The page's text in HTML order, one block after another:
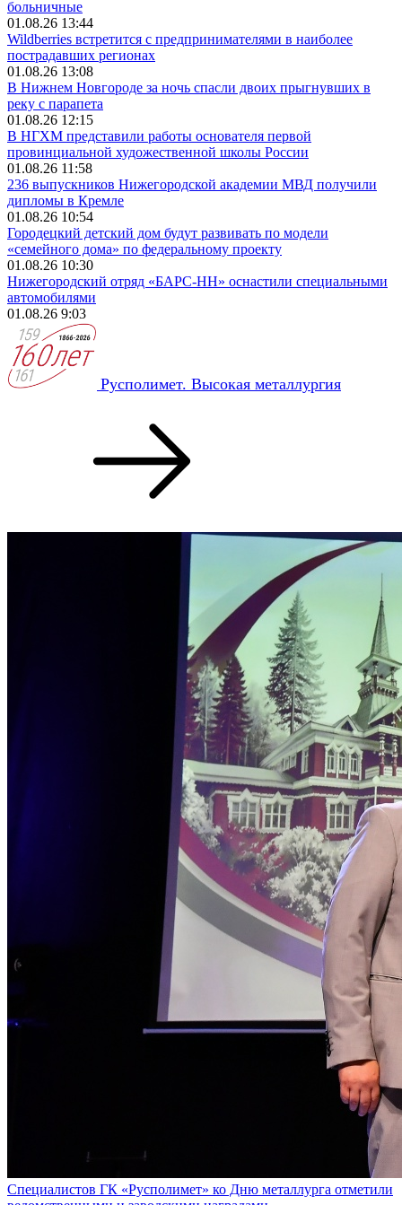
больничные
01.08.26 13:44
Wildberries встретится с предпринимателями в наиболее
пострадавших регионах
01.08.26 13:08
В Нижнем Новгороде за ночь спасли двоих прыгнувших в
реку с парапета
01.08.26 12:15
В НГХМ представили работы основателя первой
провинциальной художественной школы России
01.08.26 11:58
236 выпускников Нижегородской академии МВД получили
дипломы в Кремле
01.08.26 10:54
Городецкий детский дом будут развивать по модели
«семейного дома» по федеральному проекту
01.08.26 10:30
Нижегородский отряд «БАРС-НН» оснастили специальными
автомобилями
01.08.26 9:03
Русполимет. Высокая металлургия
Специалистов ГК «Русполимет» ко Дню металлурга отметили